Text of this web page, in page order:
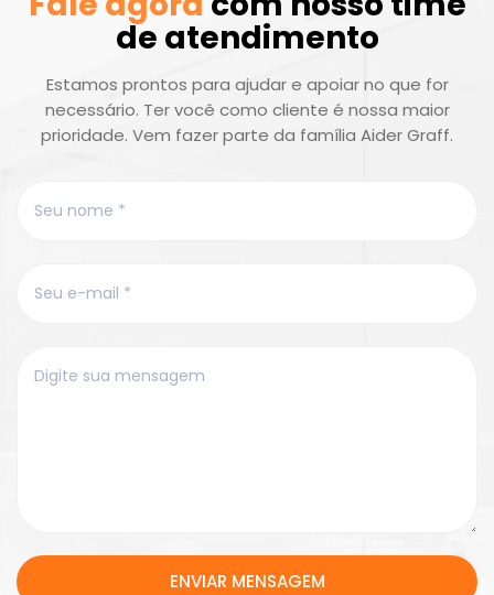
ENVIAR MENSAGEM
de atendimento
Estamos prontos para ajudar e apoiar no que for
necessário. Ter você como cliente é nossa maior
prioridade. Vem fazer parte da família Aider Graff.